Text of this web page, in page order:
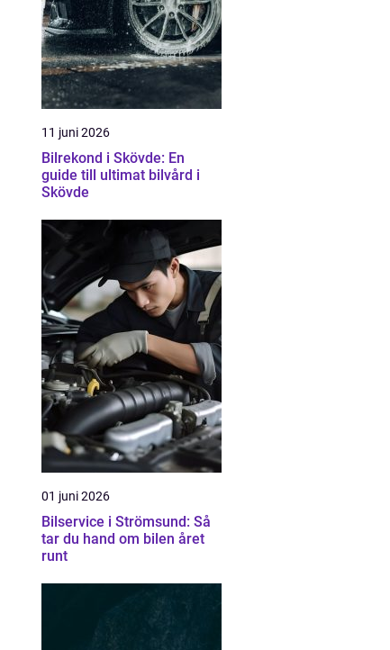
11 juni 2026
Bilrekond i Skövde: En
guide till ultimat bilvård i
Skövde
01 juni 2026
Bilservice i Strömsund: Så
tar du hand om bilen året
runt